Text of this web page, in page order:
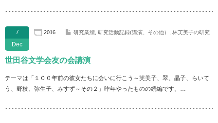
7
Dec
2016 研究業績 研究活動記録(講演、その他） 林芙美子の研究
世田谷文学会友の会講演
テーマは「１００年前の彼女たちに会いに行こう～芙美子、翠、晶子、らいて
う、野枝、弥生子、みすず～その２」昨年やったものの続編です。…